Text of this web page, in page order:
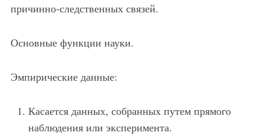
причинно-следственных связей.
Основные функции науки.
Эмпирические данные:
Касается данных, собранных путем прямого
наблюдения или эксперимента.